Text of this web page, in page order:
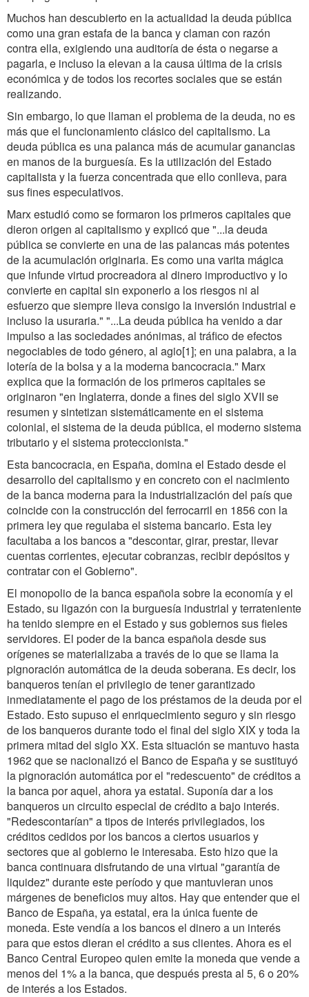
Muchos han descubierto en la actualidad la deuda pública
como una gran estafa de la banca y claman con razón
contra ella, exigiendo una auditoría de ésta o negarse a
pagarla, e incluso la elevan a la causa última de la crisis
económica y de todos los recortes sociales que se están
realizando.
Sin embargo, lo que llaman el problema de la deuda, no es
más que el funcionamiento clásico del capitalismo. La
deuda pública es una palanca más de acumular ganancias
en manos de la burguesía. Es la utilización del Estado
capitalista y la fuerza concentrada que ello conlleva, para
sus fines especulativos.
Marx estudió como se formaron los primeros capitales que
dieron origen al capitalismo y explicó que "...la deuda
pública se convierte en una de las palancas más potentes
de la acumulación originaria. Es como una varita mágica
que infunde virtud procreadora al dinero improductivo y lo
convierte en capital sin exponerlo a los riesgos ni al
esfuerzo que siempre lleva consigo la inversión industrial e
incluso la usuraria." "...La deuda pública ha venido a dar
impulso a las sociedades anónimas, al tráfico de efectos
negociables de todo género, al agio[1]; en una palabra, a la
lotería de la bolsa y a la moderna bancocracia." Marx
explica que la formación de los primeros capitales se
originaron "en Inglaterra, donde a fines del siglo XVII se
resumen y sintetizan sistemáticamente en el sistema
colonial, el sistema de la deuda pública, el moderno sistema
tributario y el sistema proteccionista."
Esta bancocracia, en España, domina el Estado desde el
desarrollo del capitalismo y en concreto con el nacimiento
de la banca moderna para la industrialización del país que
coincide con la construcción del ferrocarril en 1856 con la
primera ley que regulaba el sistema bancario. Esta ley
facultaba a los bancos a "descontar, girar, prestar, llevar
cuentas corrientes, ejecutar cobranzas, recibir depósitos y
contratar con el Gobierno".
El monopolio de la banca española sobre la economía y el
Estado, su ligazón con la burguesía industrial y terrateniente
ha tenido siempre en el Estado y sus gobiernos sus fieles
servidores. El poder de la banca española desde sus
orígenes se materializaba a través de lo que se llama la
pignoración automática de la deuda soberana. Es decir, los
banqueros tenían el privilegio de tener garantizado
inmediatamente el pago de los préstamos de la deuda por el
Estado. Esto supuso el enriquecimiento seguro y sin riesgo
de los banqueros durante todo el final del siglo XIX y toda la
primera mitad del siglo XX. Esta situación se mantuvo hasta
1962 que se nacionalizó el Banco de España y se sustituyó
la pignoración automática por el "redescuento" de créditos a
la banca por aquel, ahora ya estatal. Suponía dar a los
banqueros un circuito especial de crédito a bajo interés.
"Redescontarían" a tipos de interés privilegiados, los
créditos cedidos por los bancos a ciertos usuarios y
sectores que al gobierno le interesaba. Esto hizo que la
banca continuara disfrutando de una virtual "garantía de
liquidez" durante este período y que mantuvieran unos
márgenes de beneficios muy altos. Hay que entender que el
Banco de España, ya estatal, era la única fuente de
moneda. Este vendía a los bancos el dinero a un interés
para que estos dieran el crédito a sus clientes. Ahora es el
Banco Central Europeo quien emite la moneda que vende a
menos del 1% a la banca, que después presta al 5, 6 o 20%
de interés a los Estados.